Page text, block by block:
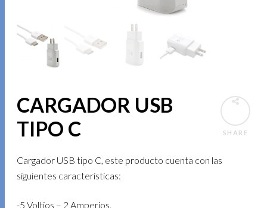
SHARE
CARGADOR USB
TIPO C
Cargador USB tipo C, este producto cuenta con las
siguientes características:
-5 Voltios – 2 Amperios.